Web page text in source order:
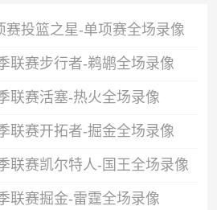
赛投篮之星-单项赛全场录像
联赛步行者-鹈鹕全场录像
联赛活塞-热火全场录像
联赛开拓者-掘金全场录像
联赛凯尔特人-国王全场录像
联赛掘金-雷霆全场录像